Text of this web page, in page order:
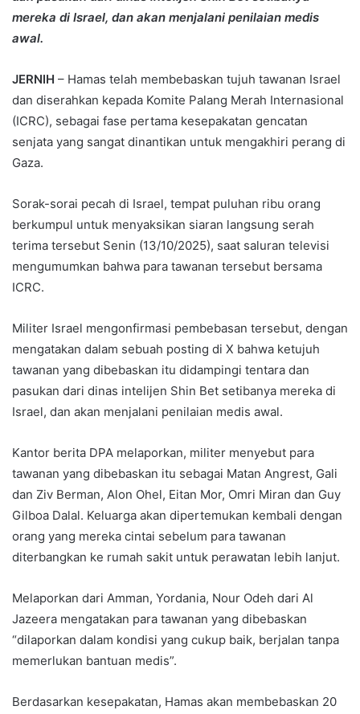
mereka di Israel, dan akan menjalani penilaian medis
awal.
JERNIH – Hamas telah membebaskan tujuh tawanan Israel
dan diserahkan kepada Komite Palang Merah Internasional
(ICRC), sebagai fase pertama kesepakatan gencatan
senjata yang sangat dinantikan untuk mengakhiri perang di
Gaza.
Sorak-sorai pecah di Israel, tempat puluhan ribu orang
berkumpul untuk menyaksikan siaran langsung serah
terima tersebut Senin (13/10/2025), saat saluran televisi
mengumumkan bahwa para tawanan tersebut bersama
ICRC.
Militer Israel mengonfirmasi pembebasan tersebut, dengan
mengatakan dalam sebuah posting di X bahwa ketujuh
tawanan yang dibebaskan itu didampingi tentara dan
pasukan dari dinas intelijen Shin Bet setibanya mereka di
Israel, dan akan menjalani penilaian medis awal.
Kantor berita DPA melaporkan, militer menyebut para
tawanan yang dibebaskan itu sebagai Matan Angrest, Gali
dan Ziv Berman, Alon Ohel, Eitan Mor, Omri Miran dan Guy
Gilboa Dalal. Keluarga akan dipertemukan kembali dengan
orang yang mereka cintai sebelum para tawanan
diterbangkan ke rumah sakit untuk perawatan lebih lanjut.
Melaporkan dari Amman, Yordania, Nour Odeh dari Al
Jazeera mengatakan para tawanan yang dibebaskan
“dilaporkan dalam kondisi yang cukup baik, berjalan tanpa
memerlukan bantuan medis”.
Berdasarkan kesepakatan, Hamas akan membebaskan 20